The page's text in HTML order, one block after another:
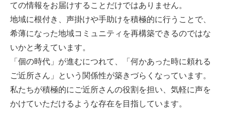
ての情報をお届けすることだけではありません。
地域に根付き、声掛けや手助けを積極的に行うことで、
希薄になった地域コミュニティを再構築できるのではな
いかと考えています。
「個の時代」が進むにつれて、「何かあった時に頼れる
ご近所さん」という関係性が築きづらくなっています。
私たちが積極的にご近所さんの役割を担い、気軽に声を
かけていただけるような存在を目指しています。